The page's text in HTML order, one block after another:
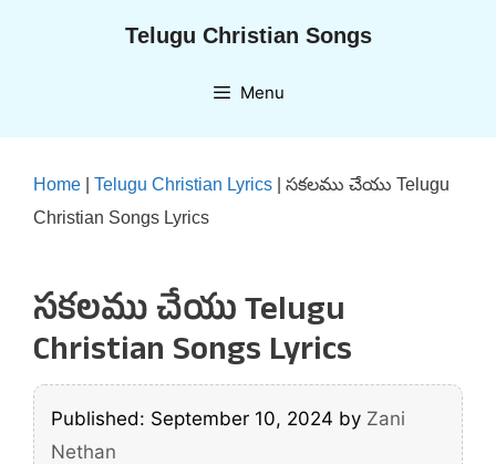
Telugu Christian Songs
Menu
Home Telugu Christian Lyrics
సకలము చేయు Telugu
Christian Songs Lyrics
సకలము చేయు Telugu
Christian Songs Lyrics
Published: September 10, 2024 by Zani
Nethan